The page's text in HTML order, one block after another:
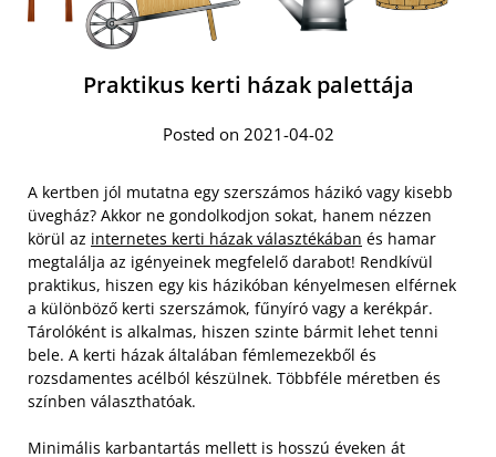
Praktikus kerti házak palettája
Posted on 2021-04-02
A kertben jól mutatna egy szerszámos házikó vagy kisebb
üvegház? Akkor ne gondolkodjon sokat, hanem nézzen
körül az internetes kerti házak választékában és hamar
megtalálja az igényeinek megfelelő darabot! Rendkívül
praktikus, hiszen egy kis házikóban kényelmesen elférnek
a különböző kerti szerszámok, fűnyíró vagy a kerékpár.
Tárolóként is alkalmas, hiszen szinte bármit lehet tenni
bele. A kerti házak általában fémlemezekből és
rozsdamentes acélból készülnek. Többféle méretben és
színben választhatóak.
Minimális karbantartás mellett is hosszú éveken át